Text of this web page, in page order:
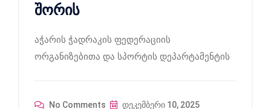
შორის
აჭარის ჭადრაკის ფედერაციის
ორგანიზებითა და სპორტის დეპარტამენტის
No Comments დეკემბერი 10, 2025